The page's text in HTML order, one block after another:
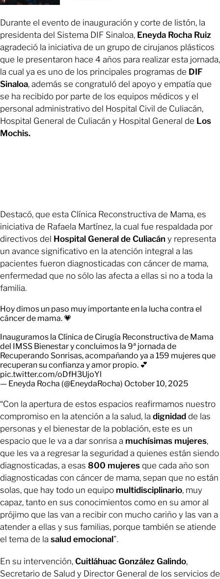
Durante el evento de inauguración y corte de listón, la
presidenta del Sistema DIF Sinaloa, Eneyda Rocha Ruiz
agradeció la iniciativa de un grupo de cirujanos plásticos
que le presentaron hace 4 años para realizar esta jornada,
la cual ya es uno de los principales programas de DIF
Sinaloa, además se congratuló del apoyo y empatía que
se ha recibido por parte de los equipos médicos y el
personal administrativo del Hospital Civil de Culiacán,
Hospital General de Culiacán y Hospital General de Los
Mochis.
Destacó, que esta Clínica Reconstructiva de Mama, es
iniciativa de Rafaela Martínez, la cual fue respaldada por
directivos del Hospital General de Culiacán y representa
un avance significativo en la atención integral a las
pacientes fueron diagnosticadas con cáncer de mama,
enfermedad que no sólo las afecta a ellas si no a toda la
familia.
Hoy dimos un paso muy importante en la lucha contra el
cáncer de mama. 💗
Inauguramos la Clínica de Cirugía Reconstructiva de Mama
del IMSS Bienestar y concluimos la 9ª jornada de
Recuperando Sonrisas, acompañando ya a 159 mujeres que
recuperan su confianza y amor propio. 💕
pic.twitter.com/oDfH3UjoYl
— Eneyda Rocha (@EneydaRocha) October 10, 2025
“Con la apertura de estos espacios reafirmamos nuestro
compromiso en la atención a la salud, la dignidad de las
personas y el bienestar de la población, este es un
espacio que le va a dar sonrisa a muchísimas mujeres,
que les va a regresar la seguridad a quienes están siendo
diagnosticadas, a esas 800 mujeres que cada año son
diagnosticadas con cáncer de mama, sepan que no están
solas, que hay todo un equipo multidisciplinario, muy
capaz, tanto en sus conocimientos como en su amor al
prójimo que las van a recibir con mucho cariño y las van a
atender a ellas y sus familias, porque también se atiende
el tema de la salud emocional”.
En su intervención, Cuitláhuac González Galindo,
Secretario de Salud y Director General de los servicios de